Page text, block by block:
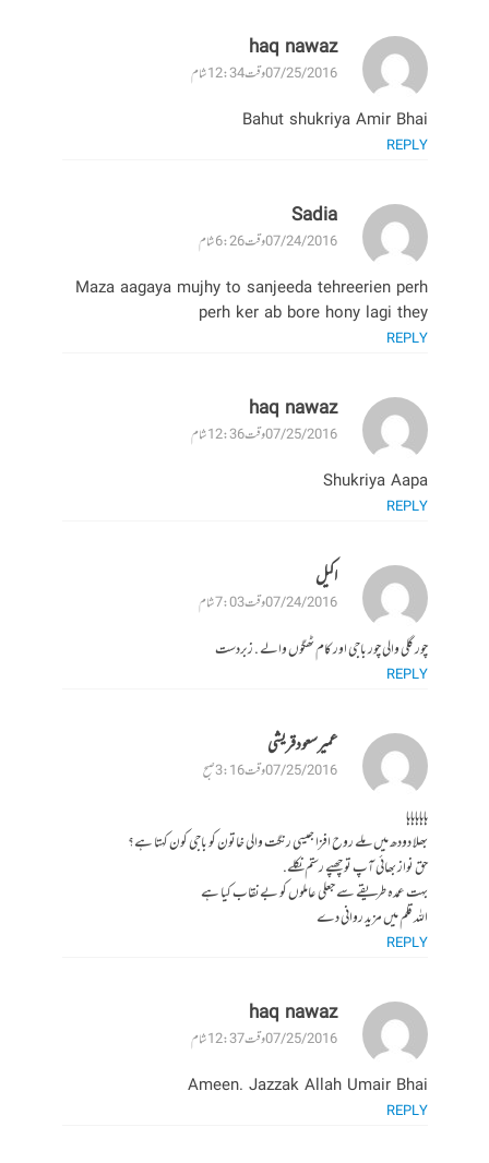
haq nawaz
07/25/2016 وقت 12:34 شام
Bahut shukriya Amir Bhai
REPLY
Sadia
07/24/2016 وقت 6:26 شام
Maza aagaya mujhy to sanjeeda tehreerien perh
perh ker ab bore hony lagi they
REPLY
haq nawaz
07/25/2016 وقت 12:36 شام
Shukriya Aapa
REPLY
اکیل
07/24/2016 وقت 7:03 شام
چور گلی والی چور باجی اور کام ٹھگوں والے . زبردست
REPLY
عمیر سعود قریشی
07/25/2016 وقت 3:16 صبح
ہاہاہاہاہا
بھلا دودھ میں ملے روح افزا جیسی رنگت والی خاتون کو باجی کون کہتا ہے؟
حق نواز بھائی آپ تو چھپے رستم نکلے.
بہت عمدہ طریقے سے جعلی عاملوں کو بےنقاب کیا ہے
اللہ قلم میں مزید روانی دے
REPLY
haq nawaz
07/25/2016 وقت 12:37 شام
Ameen. Jazzak Allah Umair Bhai
REPLY